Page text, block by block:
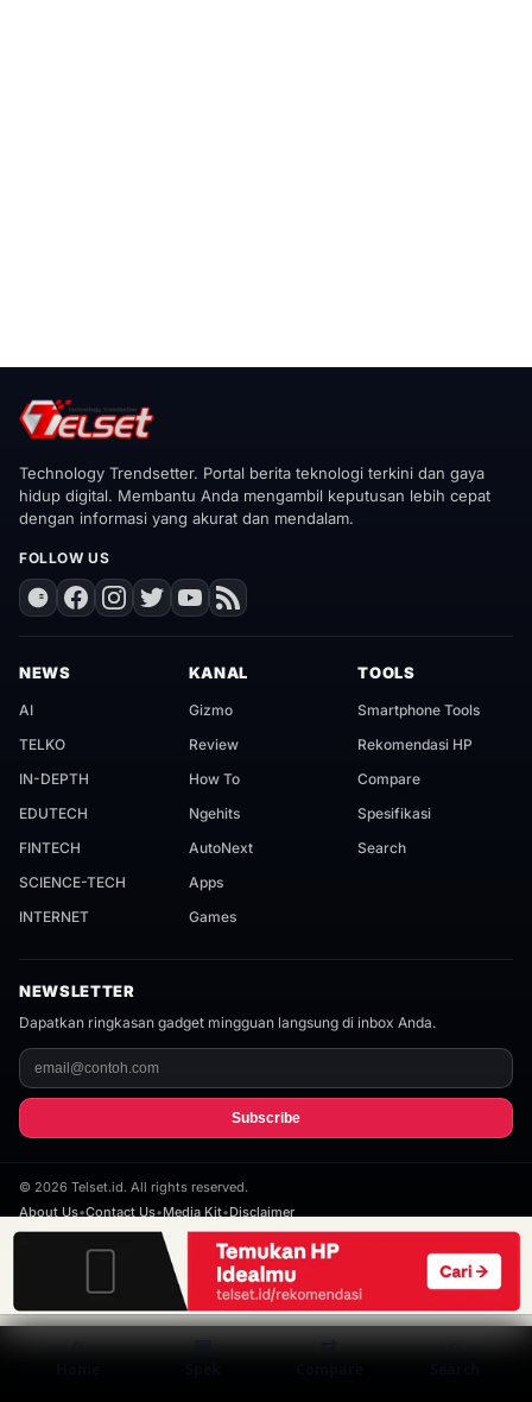
Technology Trendsetter. Portal berita teknologi terkini dan gaya
hidup digital. Membantu Anda mengambil keputusan lebih cepat
dengan informasi yang akurat dan mendalam.
FOLLOW US
NEWS
AI
TELKO
IN-DEPTH
EDUTECH
FINTECH
SCIENCE-TECH
INTERNET
KANAL
Gizmo
Review
How To
Ngehits
AutoNext
Apps
Games
TOOLS
Smartphone Tools
Rekomendasi HP
Compare
Spesifikasi
Search
NEWSLETTER
Dapatkan ringkasan gadget mingguan langsung di inbox Anda.
Subscribe
© 2026 Telset.id. All rights reserved.
About Us•Contact Us•Media Kit•Disclaimer
⌂ ▦ ⇄ ⌕